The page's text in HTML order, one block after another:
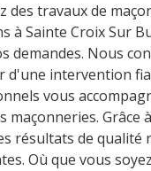
des travaux de
à Sainte Croix Sur
demandes. Nous
d'une intervention
vous
maçonneries. Grâce
résultats de
Où que vous